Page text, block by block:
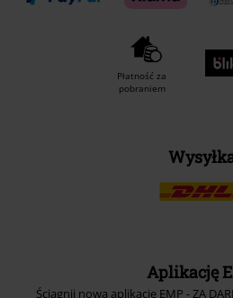
Płatność za
pobraniem
Aplikację
Ściągnij nową aplikację EMP - ZA